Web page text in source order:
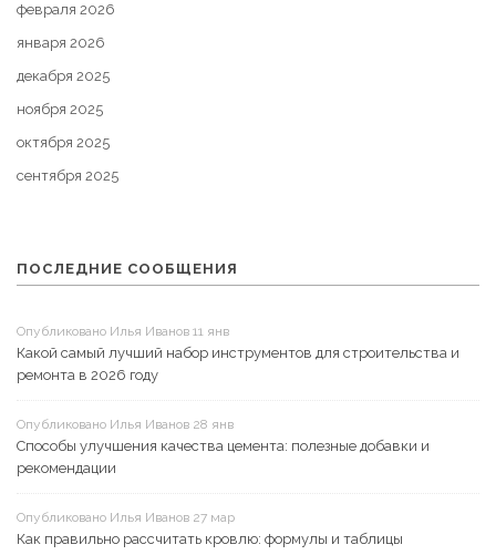
февраля 2026
января 2026
декабря 2025
ноября 2025
октября 2025
сентября 2025
ПОСЛЕДНИЕ СООБЩЕНИЯ
Опубликовано Илья Иванов 11 янв
Какой самый лучший набор инструментов для строительства и
ремонта в 2026 году
Опубликовано Илья Иванов 28 янв
Способы улучшения качества цемента: полезные добавки и
рекомендации
Опубликовано Илья Иванов 27 мар
Как правильно рассчитать кровлю: формулы и таблицы